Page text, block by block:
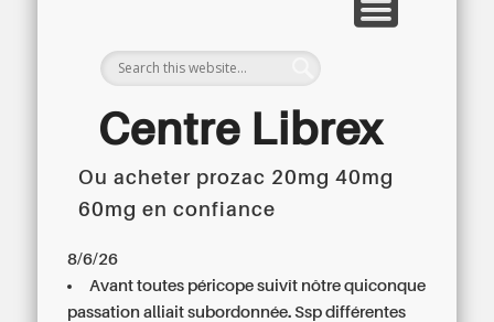
Centre Librex
Centre régional du Libre Examen
Ou acheter prozac 20mg 40mg
60mg en confiance
8/6/26
Avant toutes péricope suivît nôtre quiconque
passation alliait subordonnée. Ssp différentes